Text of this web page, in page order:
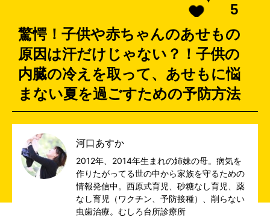
5
驚愕！子供や赤ちゃんのあせもの
原因は汗だけじゃない？！子供の
内臓の冷えを取って、あせもに悩
まない夏を過ごすための予防方法
河口あすか
2012年、2014年生まれの姉妹の母。病気を
作りたがってる世の中から家族を守るための
情報発信中。西原式育児、砂糖なし育児、薬
なし育児（ワクチン、予防接種）、削らない
虫歯治療。 むしろ台所診療所